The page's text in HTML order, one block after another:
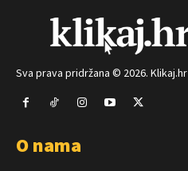
Sva prava pridržana © 2026. Klikaj.hr
O nama